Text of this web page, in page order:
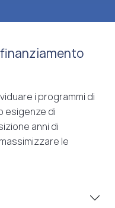
i programmi di
esigenze di
anni di
le